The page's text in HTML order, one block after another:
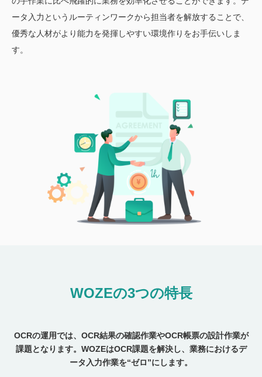
ータ入力というルーティンワークから担当者を解放することで、
優秀な人材がより能力を発揮しやすい環境作りをお手伝いしま
す。
WOZEの3つの特長
OCRの運用では、OCR結果の確認作業やOCR帳票の設計作業が
課題となります。 WOZEはOCR課題を解決し、業務におけるデ
ータ入力作業を“ゼロ”にします。